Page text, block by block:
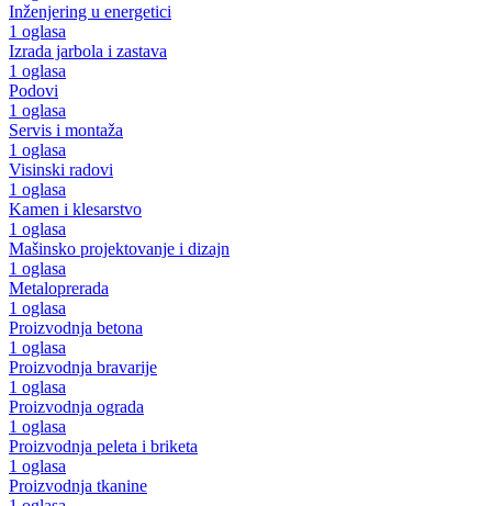
Inženjering u energetici
1 oglasa
Izrada jarbola i zastava
1 oglasa
Podovi
1 oglasa
Servis i montaža
1 oglasa
Visinski radovi
1 oglasa
Kamen i klesarstvo
1 oglasa
Mašinsko projektovanje i dizajn
1 oglasa
Metaloprerada
1 oglasa
Proizvodnja betona
1 oglasa
Proizvodnja bravarije
1 oglasa
Proizvodnja ograda
1 oglasa
Proizvodnja peleta i briketa
1 oglasa
Proizvodnja tkanine